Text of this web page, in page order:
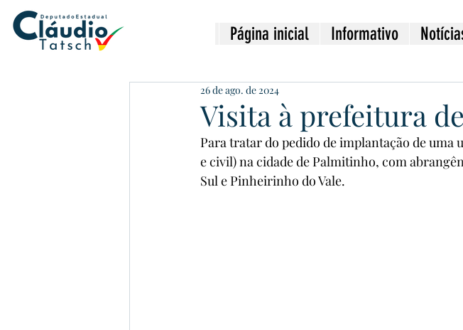
Página inicial Informativo
Visita à prefeitura
26 de ago. de 2024
Para tratar do pedido de implantação de
e civil) na cidade de Palmitinho, com
Sul e Pinheirinho do Vale.